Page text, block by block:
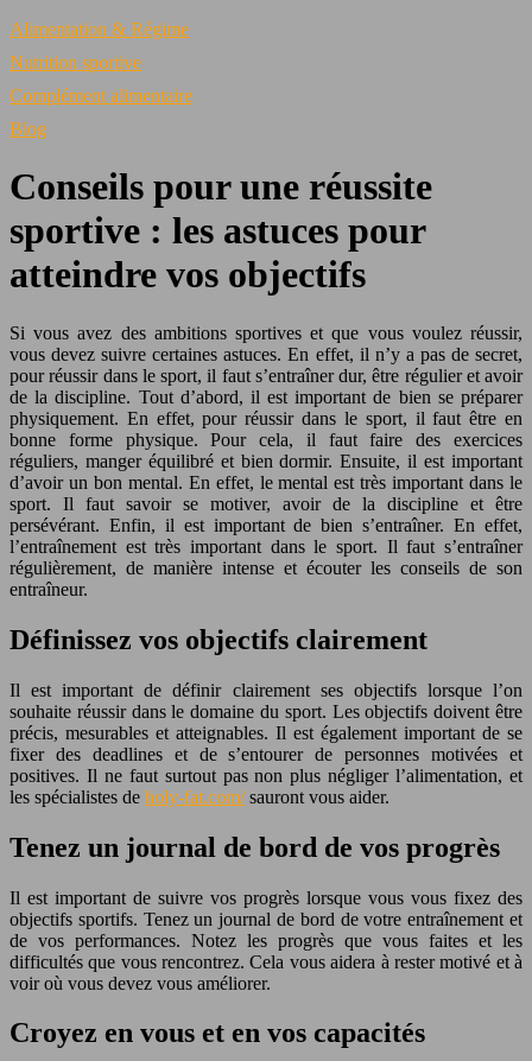
Alimentation & Régime
Nutrition sportive
Complément alimentaire
Blog
Conseils pour une réussite
sportive : les astuces pour
atteindre vos objectifs
Si vous avez des ambitions sportives et que vous voulez réussir,
vous devez suivre certaines astuces. En effet, il n’y a pas de secret,
pour réussir dans le sport, il faut s’entraîner dur, être régulier et avoir
de la discipline. Tout d’abord, il est important de bien se préparer
physiquement. En effet, pour réussir dans le sport, il faut être en
bonne forme physique. Pour cela, il faut faire des exercices
réguliers, manger équilibré et bien dormir. Ensuite, il est important
d’avoir un bon mental. En effet, le mental est très important dans le
sport. Il faut savoir se motiver, avoir de la discipline et être
persévérant. Enfin, il est important de bien s’entraîner. En effet,
l’entraînement est très important dans le sport. Il faut s’entraîner
régulièrement, de manière intense et écouter les conseils de son
entraîneur.
Définissez vos objectifs clairement
Il est important de définir clairement ses objectifs lorsque l’on
souhaite réussir dans le domaine du sport. Les objectifs doivent être
précis, mesurables et atteignables. Il est également important de se
fixer des deadlines et de s’entourer de personnes motivées et
positives. Il ne faut surtout pas non plus négliger l’alimentation, et
les spécialistes de holy-fat.com/sauront vous aider.
Tenez un journal de bord de vos progrès
Il est important de suivre vos progrès lorsque vous vous fixez des
objectifs sportifs. Tenez un journal de bord de votre entraînement et
de vos performances. Notez les progrès que vous faites et les
difficultés que vous rencontrez. Cela vous aidera à rester motivé et à
voir où vous devez vous améliorer.
Croyez en vous et en vos capacités